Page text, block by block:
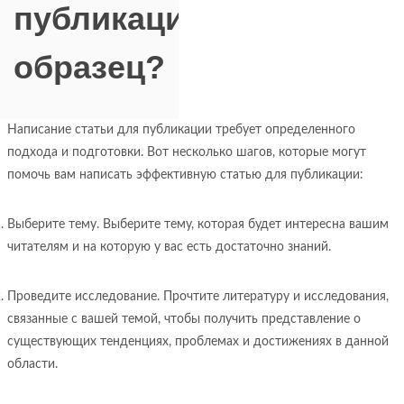
публикации
образец?
Написание статьи для публикации требует определенного
подхода и подготовки. Вот несколько шагов, которые могут
помочь вам написать эффективную статью для публикации:
Выберите тему. Выберите тему, которая будет интересна вашим
читателям и на которую у вас есть достаточно знаний.
Проведите исследование. Прочтите литературу и исследования,
связанные с вашей темой, чтобы получить представление о
существующих тенденциях, проблемах и достижениях в данной
области.